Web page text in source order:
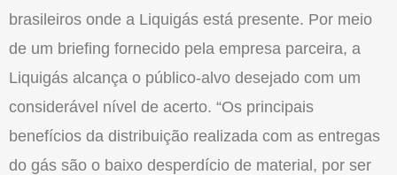
brasileiros onde a Liquigás está presente. Por meio
de um briefing fornecido pela empresa parceira, a
Liquigás alcança o público-alvo desejado com um
considerável nível de acerto. “Os principais
benefícios da distribuição realizada com as entregas
do gás são o baixo desperdício de material, por ser